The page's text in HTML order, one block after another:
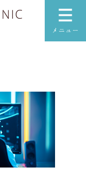
ブレインケア